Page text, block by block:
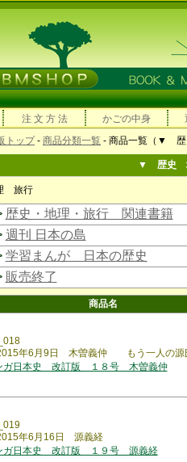
注 文 方 法 かごの中身
トップ- 商品分類一覧 - 商品一覧（▼
▼ 歴史
旅行
歴史・地理・旅行 関連書籍
週刊 日本の島
学習まんが 日本の歴史
販売終了
商品名
年6月9日 木曽義仲 もう一人の源
日本史 改訂版 １８号 木曽義仲
年6月16日 源義経
ガ日本史 改訂版 １９号 源義経